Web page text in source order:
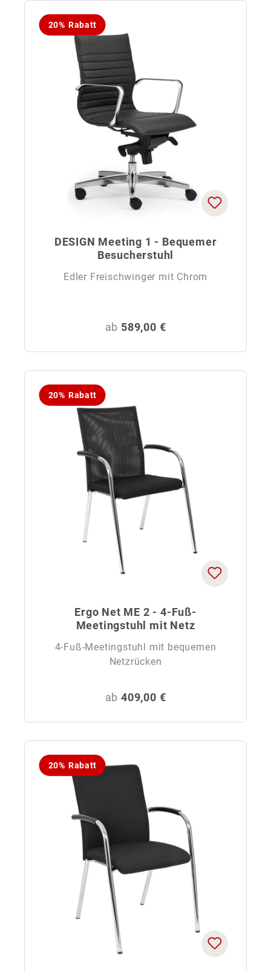
20% Rabatt
DESIGN Meeting 1 - Bequemer
Besucherstuhl
Edler Freischwinger mit Chrom
Regulärer Preis:
ab 589,00 €
20% Rabatt
Ergo Net ME 2 - 4-Fuß-
Meetingstuhl mit Netz
4-Fuß-Meetingstuhl mit bequemen
Netzrücken
Regulärer Preis:
ab 409,00 €
20% Rabatt